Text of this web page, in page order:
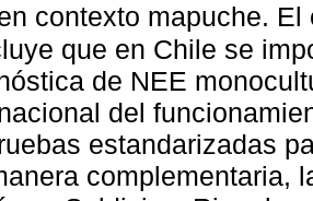
contexto mapuche.
que en Chile se
de NEE
del
estandarizadas
complementaria,